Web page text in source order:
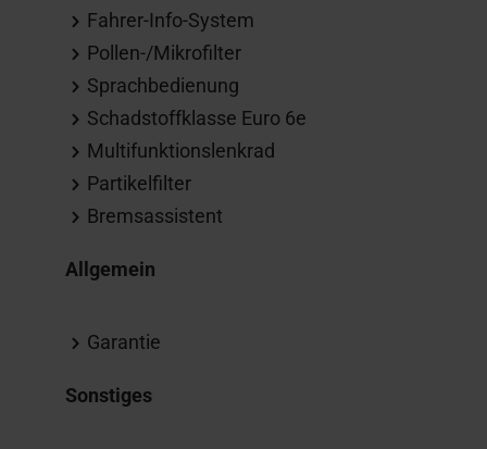
Fahrer-Info-System
Pollen-/Mikrofilter
Sprachbedienung
Schadstoffklasse Euro 6e
Multifunktionslenkrad
Partikelfilter
Bremsassistent
Allgemein
Garantie
Sonstiges